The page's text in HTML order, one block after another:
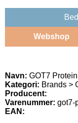
Webshop
Navn: GOT7
Kategori: Brands >
Producent:
Varenummer: got7-
EAN: